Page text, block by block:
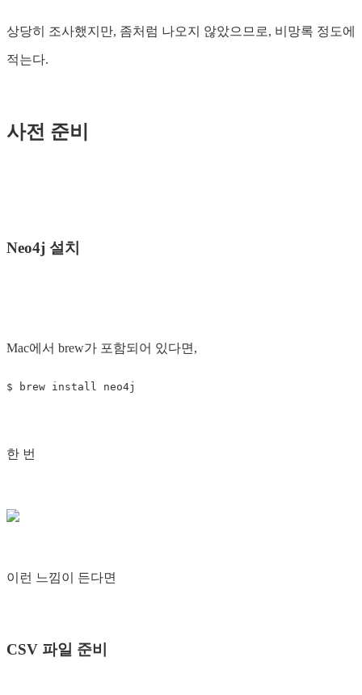
상당히 조사했지만, 좀처럼 나오지 않았으므로, 비망록 정도에
적는다.
사전 준비
Neo4j 설치
Mac에서 brew가 포함되어 있다면,
한 번
이런 느낌이 든다면
CSV 파일 준비